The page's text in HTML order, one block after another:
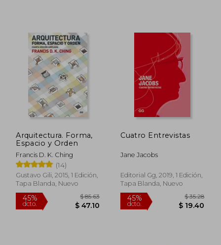
45%
dcto. $ 23.25
45%
dcto.
Arquitectura. Forma,
Espacio y Orden
Francis D. K. Ching
(14)
Gustavo Gili, 2015, 1 Edición,
Tapa Blanda, Nuevo
Cuatro Entrevistas
Jane Jacobs
Editorial Gg, 2019, 1 Edición,
Tapa Blanda, Nuevo